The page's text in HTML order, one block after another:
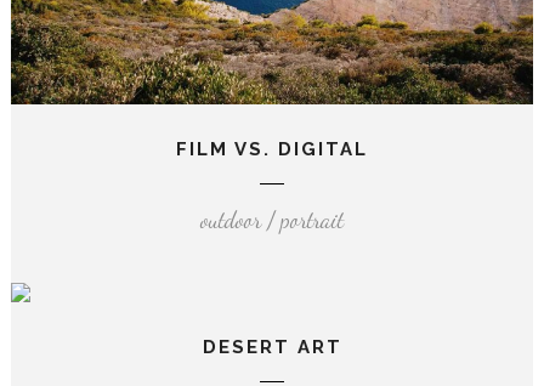
FILM VS. DIGITAL
outdoor / portrait
DESERT ART